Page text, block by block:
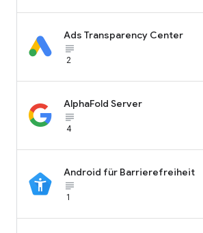
Ads Transparency Center
subject_black
2
AlphaFold Server
subject_black
4
Android für Barrierefreiheit
subject_black
1